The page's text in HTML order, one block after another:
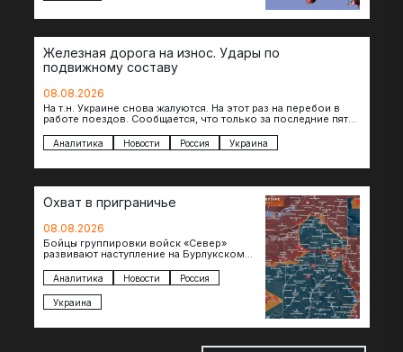
Железная дорога на износ. Удары по
подвижному составу
08.08.2026
На т.н. Украине снова жалуются. На этот раз на перебои в
работе поездов. Сообщается, что только за последние пять
Аналитика Новости Россия Украина
Охват в приграничье
08.08.2026
Бойцы группировки войск «Север»
развивают наступление на Бурлукском
теснят противника сразу на нескольких
участках, создавая угрозу охвата…
Аналитика Новости Россия
Украина